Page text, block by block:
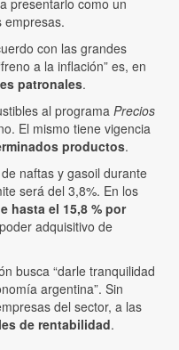
presentarlo como un
empresas.
con las grandes
a la inflación” es, en
patronales.
al programaPrecios
El mismo tiene vigencia
productos.
naftas y gasoil durante
será del 3,8%. En los
hasta el 15,8 % por
adquisitivo de
busca “darle tranquilidad
argentina”. Sin
del sector, a las
de rentabilidad.